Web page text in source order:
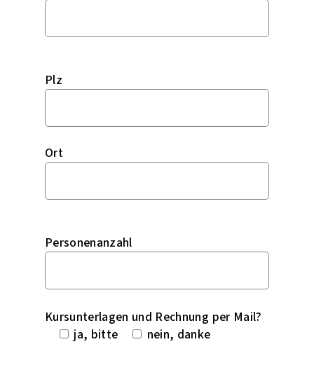
Plz
Ort
Personenanzahl
Kursunterlagen und Rechnung per Mail?
ja, bitte
nein, danke